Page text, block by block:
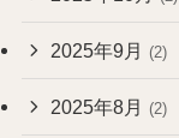
2025年9月 (2)
2025年8月 (2)